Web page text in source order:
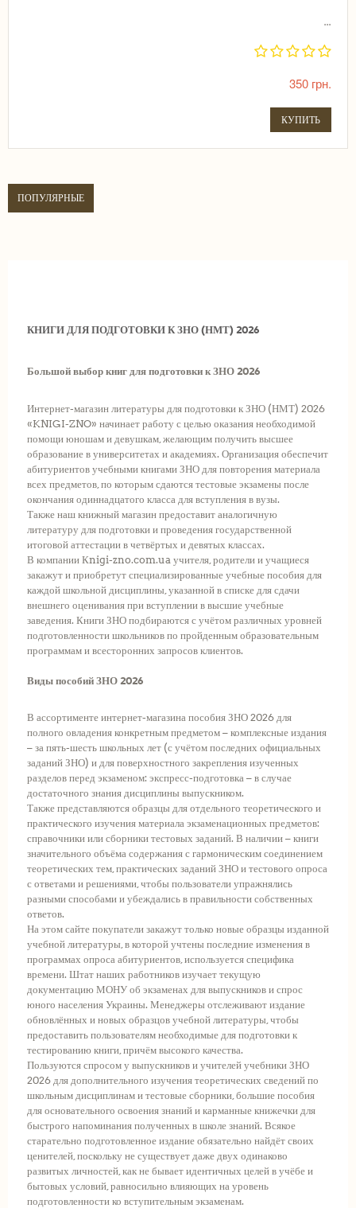
...
350 грн.
КУПИТЬ
ПОПУЛЯРНЫЕ
КНИГИ ДЛЯ ПОДГОТОВКИ К ЗНО (НМТ) 2026
Большой выбор книг для подготовки к ЗНО 2026
Интернет-магазин литературы для подготовки к ЗНО (НМТ) 2026
«KNIGI-ZNO» начинает работу с целью оказания необходимой
помощи юношам и девушкам, желающим получить высшее
образование в университетах и академиях. Организация обеспечит
абитуриентов учебными книгами ЗНО для повторения материала
всех предметов, по которым сдаются тестовые экзамены после
окончания одиннадцатого класса для вступления в вузы.
Также наш книжный магазин предоставит аналогичную
литературу для подготовки и проведения государственной
итоговой аттестации в четвёртых и девятых классах.
В компании Кnigi-zno.com.ua учителя, родители и учащиеся
закажут и приобретут специализированные учебные пособия для
каждой школьной дисциплины, указанной в списке для сдачи
внешнего оценивания при вступлении в высшие учебные
заведения. Книги ЗНО подбираются с учётом различных уровней
подготовленности школьников по пройденным образовательным
программам и всесторонних запросов клиентов.
Виды пособий ЗНО 2026
В ассортименте интернет-магазина пособия ЗНО 2026 для
полного овладения конкретным предметом – комплексные издания
– за пять-шесть школьных лет (с учётом последних официальных
заданий ЗНО) и для поверхностного закрепления изученных
разделов перед экзаменом: экспресс-подготовка – в случае
достаточного знания дисциплины выпускником.
Также представляются образцы для отдельного теоретического и
практического изучения материала экзаменационных предметов:
справочники или сборники тестовых заданий. В наличии – книги
значительного объёма содержания с гармоническим соединением
теоретических тем, практических заданий ЗНО и тестового опроса
с ответами и решениями, чтобы пользователи упражнялись
разными способами и убеждались в правильности собственных
ответов.
На этом сайте покупатели закажут только новые образцы изданной
учебной литературы, в которой учтены последние изменения в
программах опроса абитуриентов, используется специфика
времени. Штат наших работников изучает текущую
документацию МОНУ об экзаменах для выпускников и спрос
юного населения Украины. Менеджеры отслеживают издание
обновлённых и новых образцов учебной литературы, чтобы
предоставить пользователям необходимые для подготовки к
тестированию книги, причём высокого качества.
Пользуются спросом у выпускников и учителей учебники ЗНО
2026 для дополнительного изучения теоретических сведений по
школьным дисциплинам и тестовые сборники, большие пособия
для основательного освоения знаний и карманные книжечки для
быстрого напоминания полученных в школе знаний. Всякое
старательно подготовленное издание обязательно найдёт своих
ценителей, поскольку не существует даже двух одинаково
развитых личностей, как не бывает идентичных целей в учёбе и
бытовых условий, равносильно влияющих на уровень
подготовленности ко вступительным экзаменам.